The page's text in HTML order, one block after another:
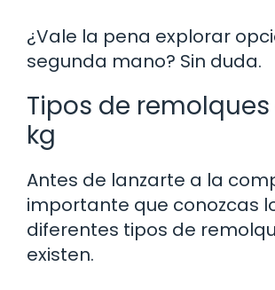
¿Vale la pena explorar
segunda mano? Sin duda.
Tipos de remolques
kg
Antes de lanzarte a la
importante que conozcas
diferentes tipos de
existen.